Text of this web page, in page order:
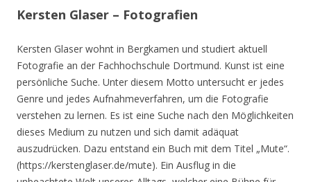
Kersten Glaser – Fotografien
Kersten Glaser wohnt in Bergkamen und studiert aktuell
Fotografie an der Fachhochschule Dortmund. Kunst ist eine
persönliche Suche. Unter diesem Motto untersucht er jedes
Genre und jedes Aufnahmeverfahren, um die Fotografie
verstehen zu lernen. Es ist eine Suche nach den Möglichkeiten
dieses Medium zu nutzen und sich damit adäquat
auszudrücken. Dazu entstand ein Buch mit dem Titel „Mute“.
(https://kerstenglaser.de/mute). Ein Ausflug in die